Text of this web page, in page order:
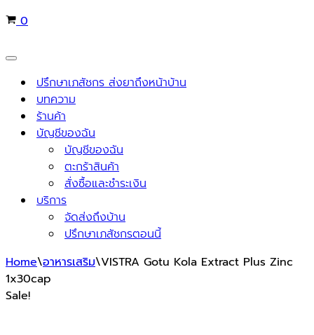
Cart
0
Navigation
Menu ปรึกษาเภสัชกร ส่งยาถึงหน้าบ้าน
บทความ
ร้านค้า
บัญชีของฉัน
บัญชีของฉัน
ตะกร้าสินค้า
สั่งซื้อและชำระเงิน
บริการ
จัดส่งถึงบ้าน
ปรึกษาเภสัชกรตอนนี้
Home\อาหารเสริม\VISTRA Gotu Kola Extract Plus Zinc
1x30cap
Sale!